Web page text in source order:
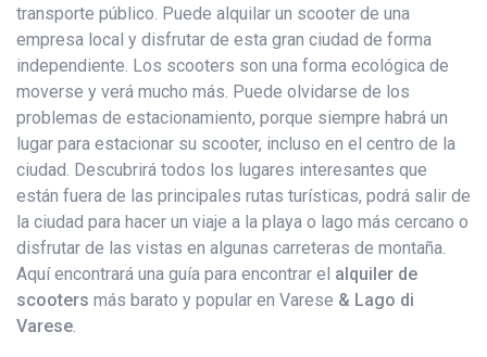
transporte público. Puede alquilar un scooter de una
empresa local y disfrutar de esta gran ciudad de forma
independiente. Los scooters son una forma ecológica de
moverse y verá mucho más. Puede olvidarse de los
problemas de estacionamiento, porque siempre habrá un
lugar para estacionar su scooter, incluso en el centro de la
ciudad. Descubrirá todos los lugares interesantes que
están fuera de las principales rutas turísticas, podrá salir de
la ciudad para hacer un viaje a la playa o lago más cercano o
disfrutar de las vistas en algunas carreteras de montaña.
Aquí encontrará una guía para encontrar el alquiler de
scooters más barato y popular en Varese & Lago di
Varese.